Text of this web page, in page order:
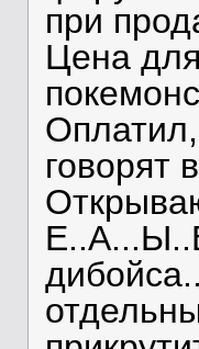
при
Цена
говорят